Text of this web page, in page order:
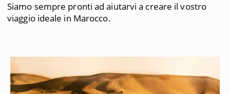
Siamo sempre pronti ad aiutarvi a creare il vostro
viaggio ideale in Marocco.